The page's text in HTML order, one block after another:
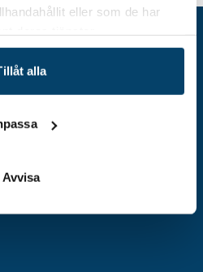
eller som de har
alla
Avvisa